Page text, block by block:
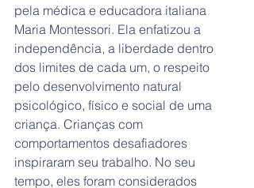
pela médica e educadora italiana
Maria Montessori. Ela enfatizou a
independência, a liberdade dentro
dos limites de cada um, o respeito
pelo desenvolvimento natural
psicológico, físico e social de uma
criança. Crianças com
comportamentos desafiadores
inspiraram seu trabalho. No seu
tempo, eles foram considerados